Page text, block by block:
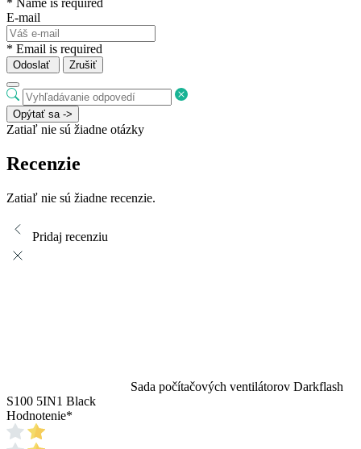
E-mail
* Email is required
Odoslať Zrušiť
Opýtať sa ->
Zatiaľ nie sú žiadne otázky
Recenzie
Zatiaľ nie sú žiadne recenzie.
Pridaj recenziu
Sada počítačových ventilátorov Darkflash
S100 5IN1 Black
Hodnotenie*